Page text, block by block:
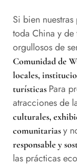
Si bien
toda China y
orgullosos de
Comunidad de
locales,
turísticas Para
atracciones de
culturales,
comunitariasy
responsable y
las prácticas